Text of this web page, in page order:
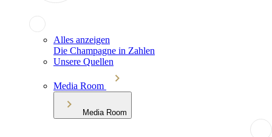
Alles anzeigen
Die Champagne in Zahlen
Unsere Quellen
Media Room
Media Room